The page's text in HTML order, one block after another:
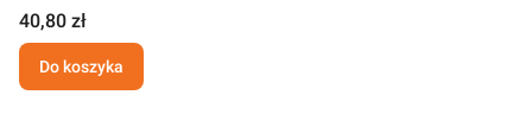
40,80 zł
Do koszyka